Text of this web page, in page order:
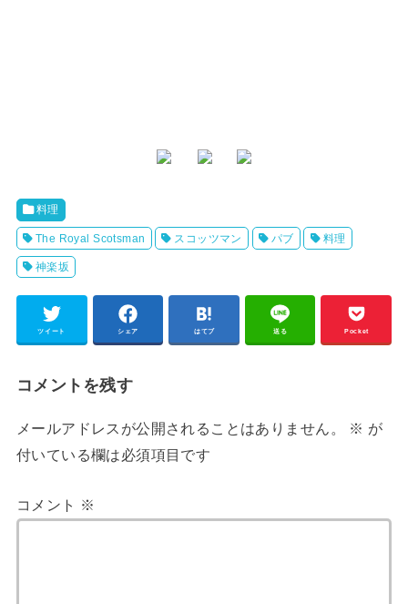
料理
The Royal Scotsman スコッツマン パブ 料理
神楽坂
ツイート シェア はてブ 送る Pocket
コメントを残す
メールアドレスが公開されることはありません。 ※ が
付いている欄は必須項目です
コメント ※